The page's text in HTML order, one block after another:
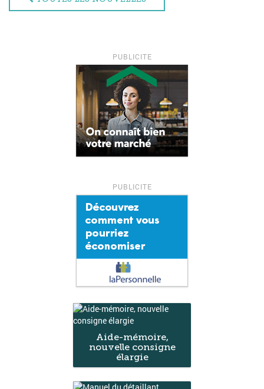
Aide-mémoire,
nouvelle consigne
élargie